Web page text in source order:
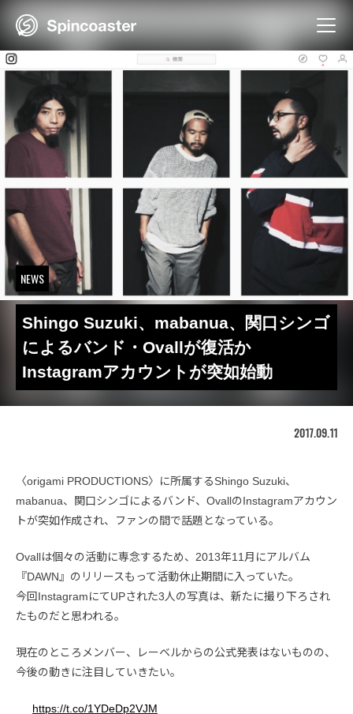
content
NEWS
Shingo Suzuki、mabanua、関口シンゴ
によるバンド・Ovallが復活か
Instagramアカウントが突如始動
2017.09.11
〈origami PRODUCTIONS〉に所属するShingo Suzuki、
mabanua、関口シンゴによるバンド、OvallのInstagramアカウン
トが突如作成され、ファンの間で話題となっている。
Ovallは個々の活動に専念するため、2013年11月にアルバム
『DAWN』のリリースもって活動休止期間に入っていた。
今回InstagramにてUPされた3人の写真は、新たに撮り下ろされ
たものだと思われる。
現在のところメンバー、レーベルからの公式発表はないものの、
今後の動きに注目していきたい。
https://t.co/1YDeDp2VJM